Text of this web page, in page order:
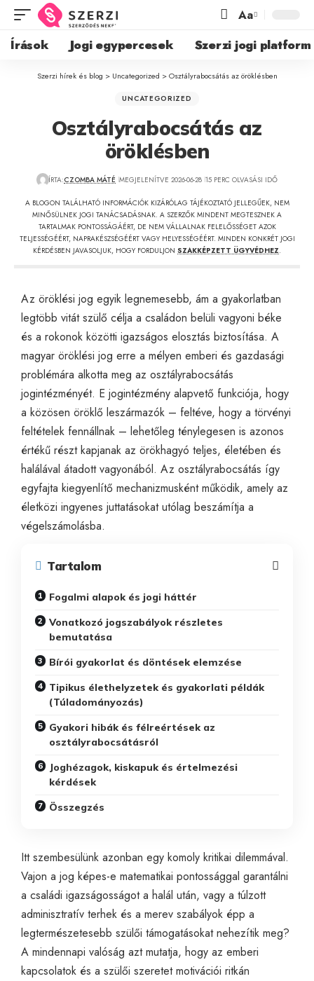
Aa
Írások Jogi egypercesek Szerzi jogi platform
Szerzi hírek és blog > Uncategorized >Osztályrabocsátás az öröklésben
UNCATEGORIZED
Osztályrabocsátás az
öröklésben
ÍRTA:CZOMBA MÁTÉ MEGJELENÍTVE 2026-06-28 15 PERC OLVASÁSI IDŐ
A BLOGON TALÁLHATÓ INFORMÁCIÓK KIZÁRÓLAG TÁJÉKOZTATÓ JELLEGŰEK, NEM
MINŐSÜLNEK JOGI TANÁCSADÁSNAK. A SZERZŐK MINDENT MEGTESZNEK A
TARTALMAK PONTOSSÁGÁÉRT, DE NEM VÁLLALNAK FELELŐSSÉGET AZOK
TELJESSÉGÉÉRT, NAPRAKÉSZSÉGÉÉRT VAGY HELYESSÉGÉÉRT. MINDEN KONKRÉT JOGI
KÉRDÉSBEN JAVASOLJUK, HOGY FORDULJON SZAKKÉPZETT ÜGYVÉDHEZ.
Az öröklési jog egyik legnemesebb, ám a gyakorlatban
legtöbb vitát szülő célja a családon belüli vagyoni béke
és a rokonok közötti igazságos elosztás biztosítása. A
magyar öröklési jog erre a mélyen emberi és gazdasági
problémára alkotta meg az osztályrabocsátás
jogintézményét. E jogintézmény alapvető funkciója, hogy
a közösen öröklő leszármazók – feltéve, hogy a törvényi
feltételek fennállnak – lehetőleg ténylegesen is azonos
értékű részt kapjanak az örökhagyó teljes, életében és
halálával átadott vagyonából. Az osztályrabocsátás így
egyfajta kiegyenlítő mechanizmusként működik, amely az
életközi ingyenes juttatásokat utólag beszámítja a
végelszámolásba.
Tartalom
Fogalmi alapok és jogi háttér
Vonatkozó jogszabályok részletes
bemutatása
Bírói gyakorlat és döntések elemzése
Tipikus élethelyzetek és gyakorlati példák
(Túladományozás)
Gyakori hibák és félreértések az
osztályrabocsátásról
Joghézagok, kiskapuk és értelmezési
kérdések
Összegzés
Itt szembesülünk azonban egy komoly kritikai dilemmával.
Vajon a jog képes-e matematikai pontossággal garantálni
a családi igazságosságot a halál után, vagy a túlzott
adminisztratív terhek és a merev szabályok épp a
legtermészetesebb szülői támogatásokat nehezítik meg?
A mindennapi valóság azt mutatja, hogy az emberi
kapcsolatok és a szülői szeretet motivációi ritkán